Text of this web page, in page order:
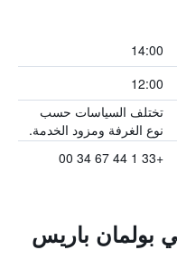
14:00
12:00
تختلف السياسات حسب
نوع الغرفة ومزود الخدمة.
+33 1 44 67 34 00
بولمان باريس